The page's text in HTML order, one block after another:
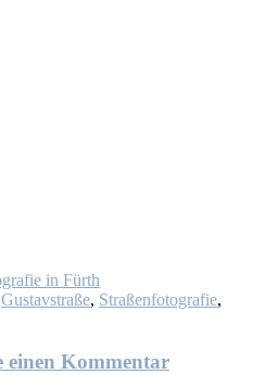
in Fürth
Gustavstraße, Straßenfotografie,
einen Kommentar